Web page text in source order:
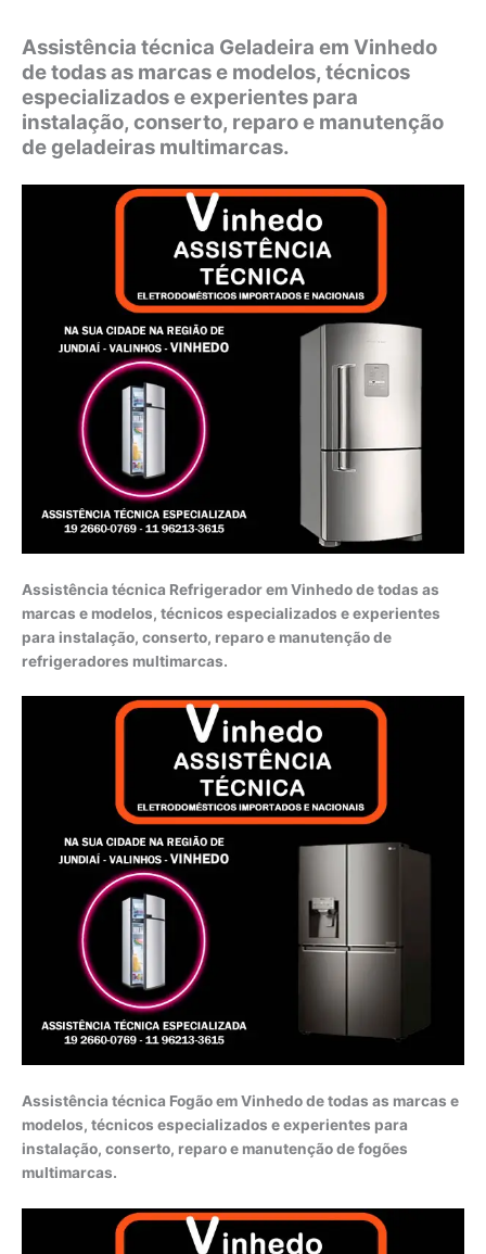
Assistência técnica Geladeira em Vinhedo
de todas as marcas e modelos, técnicos
especializados e experientes para
instalação, conserto, reparo e manutenção
de geladeiras multimarcas.
Assistência técnica Refrigerador em Vinhedo de todas as
marcas e modelos, técnicos especializados e experientes
para instalação, conserto, reparo e manutenção de
refrigeradores multimarcas.
Assistência técnica Fogão em Vinhedo de todas as marcas e
modelos, técnicos especializados e experientes para
instalação, conserto, reparo e manutenção de fogões
multimarcas.